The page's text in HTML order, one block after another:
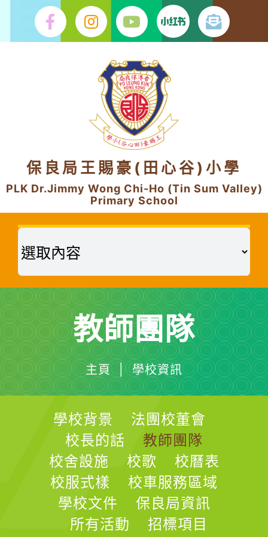
content
保良局王賜豪(田心谷)小學
PLK Dr.Jimmy Wong Chi-Ho (Tin Sum Valley)
Primary School
教師團隊
主頁 | 學校資訊
學校背景
法團校董會
校長的話
教師團隊
校舍設施
校歌
校曆表
校服式樣
校車服務區域
學校文件
保良局資訊
所有活動
招標項目